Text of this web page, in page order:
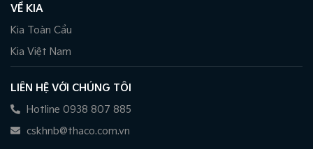
VỀ KIA
Kia Toàn Cầu
Kia Việt Nam
LIÊN HỆ VỚI CHÚNG TÔI
Hotline 0938 807 885
cskhnb@thaco.com.vn